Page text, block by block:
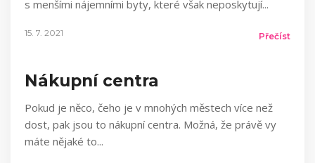
s menšími nájemními byty, které však neposkytují
Přečíst
15. 7. 2021
Nákupní centra
Pokud je něco, čeho je v mnohých městech více než
dost, pak jsou to nákupní centra. Možná, že právě vy
máte nějaké to